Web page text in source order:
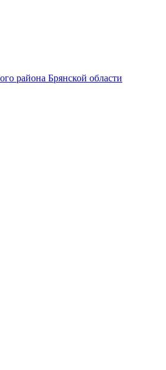
района Брянской области